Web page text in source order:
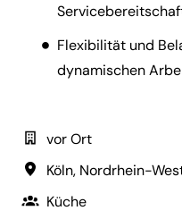
Flexibilität und
dynamischen
vor Ort
Köln, Nordrhein-
Küche